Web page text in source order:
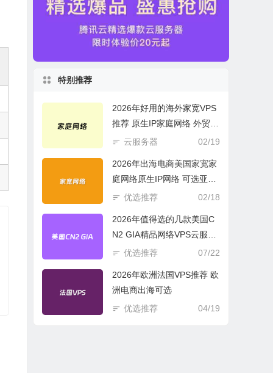
特别推荐
2026年好用的海外家宽VPS
推荐 原生IP家庭网络 外贸电
商必选
02/19
云服务器
2026年出海电商美国家宽家
庭网络原生IP网络 可选亚欧
美云服务器
02/18
优选推荐
2026年值得选的几款美国C
N2 GIA精品网络VPS云服务
器推荐
07/22
优选推荐
2026年欧洲法国VPS推荐 欧
洲电商出海可选
04/19
优选推荐